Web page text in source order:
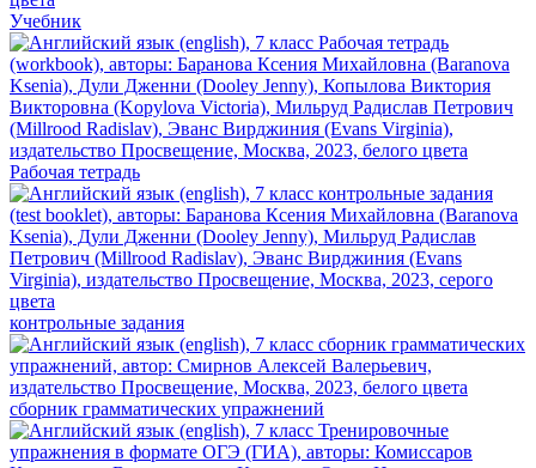
Учебник
Рабочая тетрадь
контрольные задания
сборник грамматических упражнений